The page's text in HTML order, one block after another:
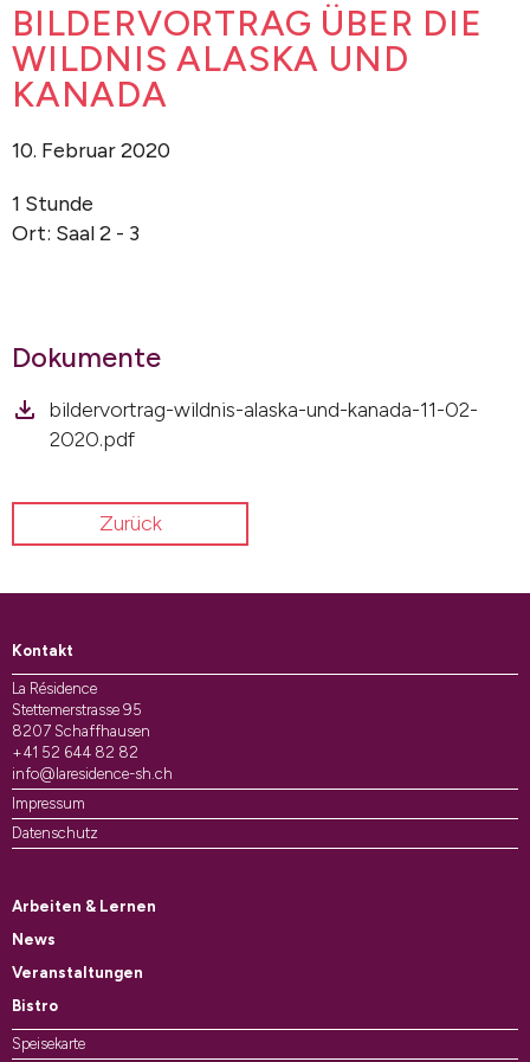
BILDERVORTRAG ÜBER DIE
WILDNIS ALASKA UND
KANADA
10. Februar 2020
1 Stunde
Ort: Saal 2 - 3
Dokumente
bildervortrag-wildnis-alaska-und-kanada-11-02-
2020.pdf
Zurück
Kontakt
La Résidence
Stettemerstrasse 95
8207 Schaffhausen
+41 52 644 82 82
info@laresidence-sh.ch
Impressum
Datenschutz
Arbeiten & Lernen
News
Veranstaltungen
Bistro
Speisekarte